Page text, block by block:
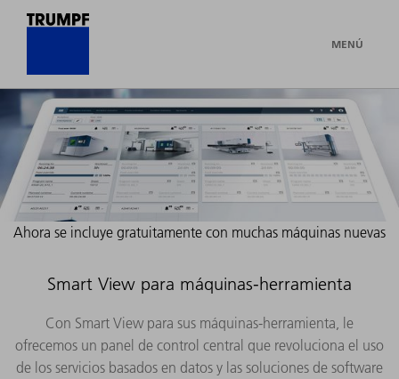
MENÚ
Ahora se incluye gratuitamente con muchas máquinas nuevas
Smart View para máquinas-herramienta
Con Smart View para sus máquinas-herramienta, le
ofrecemos un panel de control central que revoluciona el uso
de los servicios basados en datos y las soluciones de software